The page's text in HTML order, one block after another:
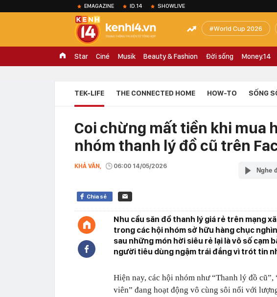
EMAGAZINE ID.14 SHOWLIVE
World Cup 2026
Star Ciné Musik Beauty & Fashion Đời sống Money.14
TEK-LIFE THE CONNECTED HOME HOW-TO SỐNG
Coi chừng mất tiền khi mua
nhóm thanh lý đồ cũ trên
KHẢ VĂN, 06:00 14/05/2026
Nghe
Chia sẻ
Nhu cầu săn đồ thanh lý giá rẻ trên mạng
trong các hội nhóm sở hữu hàng chục
sau những món hời siêu rẻ lại là vô số cạm
người tiêu dùng ngậm trái đắng vì trót tin
Hiện nay, các hội nhóm như “Thanh lý đồ cũ”,
viên” đang hoạt động vô cùng sôi nổi với